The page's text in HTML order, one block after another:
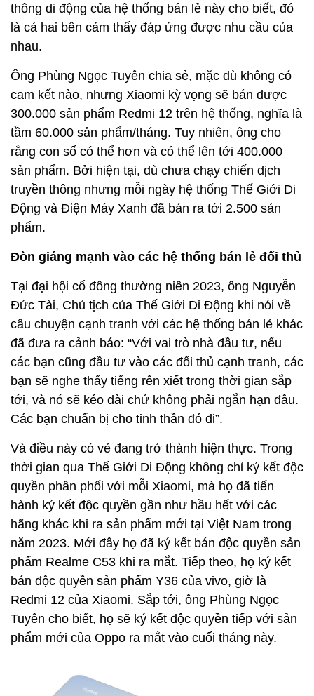
thông di động của hệ thống bán lẻ này cho biết, đó
là cả hai bên cảm thấy đáp ứng được nhu cầu của
nhau.
Ông Phùng Ngọc Tuyên chia sẻ, mặc dù không có
cam kết nào, nhưng Xiaomi kỳ vọng sẽ bán được
300.000 sản phẩm Redmi 12 trên hệ thống, nghĩa là
tầm 60.000 sản phẩm/tháng. Tuy nhiên, ông cho
rằng con số có thể hơn và có thể lên tới 400.000
sản phẩm. Bởi hiện tại, dù chưa chạy chiến dịch
truyền thông nhưng mỗi ngày hệ thống Thế Giới Di
Động và Điện Máy Xanh đã bán ra tới 2.500 sản
phẩm.
Đòn giáng mạnh vào các hệ thống bán lẻ đối thủ
Tại đại hội cổ đông thường niên 2023, ông Nguyễn
Đức Tài, Chủ tịch của Thế Giới Di Động khi nói về
câu chuyện cạnh tranh với các hệ thống bán lẻ khác
đã đưa ra cảnh báo: “Với vai trò nhà đầu tư, nếu
các bạn cũng đầu tư vào các đối thủ cạnh tranh, các
bạn sẽ nghe thấy tiếng rên xiết trong thời gian sắp
tới, và nó sẽ kéo dài chứ không phải ngắn hạn đâu.
Các bạn chuẩn bị cho tinh thần đó đi”.
Và điều này có vẻ đang trở thành hiện thực. Trong
thời gian qua Thế Giới Di Động không chỉ ký kết độc
quyền phân phối với mỗi Xiaomi, mà họ đã tiến
hành ký kết độc quyền gần như hầu hết với các
hãng khác khi ra sản phẩm mới tại Việt Nam trong
năm 2023. Mới đây họ đã ký kết bán độc quyền sản
phẩm Realme C53 khi ra mắt. Tiếp theo, họ ký kết
bán độc quyền sản phẩm Y36 của vivo, giờ là
Redmi 12 của Xiaomi. Sắp tới, ông Phùng Ngọc
Tuyên cho biết, họ sẽ ký kết độc quyền tiếp với sản
phẩm mới của Oppo ra mắt vào cuối tháng này.